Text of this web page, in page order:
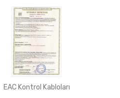
EAC Kontrol Kabloları